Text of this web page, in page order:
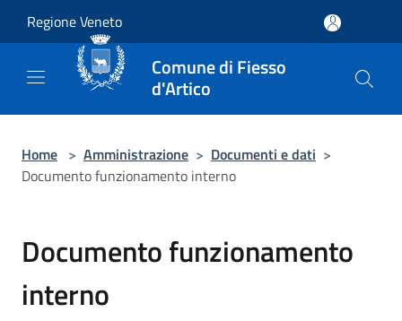
Regione Veneto
Comune di Fiesso
d'Artico
Home > Amministrazione > Documenti e dati >
Documento funzionamento interno
Documento funzionamento
interno